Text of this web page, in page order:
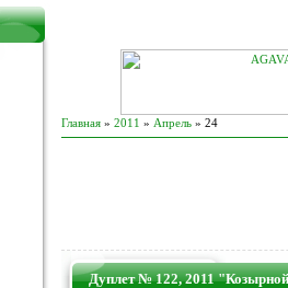
Главная » 2011 » Апрель » 24
Дуплет № 122, 2011